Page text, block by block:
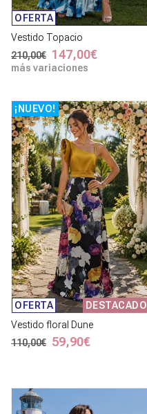
OFERTA
Vestido Topacio
210,00€ 147,00€
más variaciones
OFERTA DESTACADO
¡NUEVO!
Vestido floral Dune
110,00€ 59,90€